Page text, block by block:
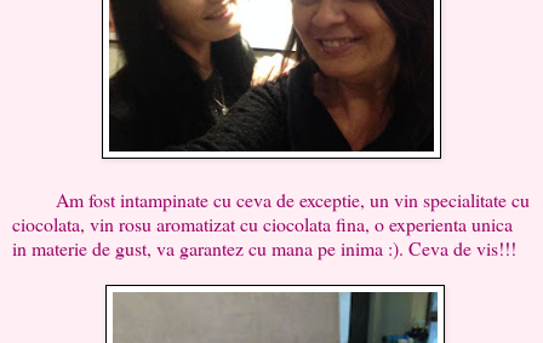
Am fost intampinate cu ceva de exceptie, un vin specialitate cu
ciocolata, vin rosu aromatizat cu ciocolata fina, o experienta unica
in materie de gust, va garantez cu mana pe inima :). Ceva de vis!!!